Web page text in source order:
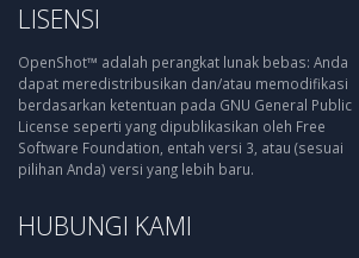
LISENSI
OpenShot™ adalah perangkat lunak bebas: Anda
dapat meredistribusikan dan/atau memodifikasi
berdasarkan ketentuan pada GNU General Public
License seperti yang dipublikasikan oleh Free
Software Foundation, entah versi 3, atau (sesuai
pilihan Anda) versi yang lebih baru.
HUBUNGI KAMI